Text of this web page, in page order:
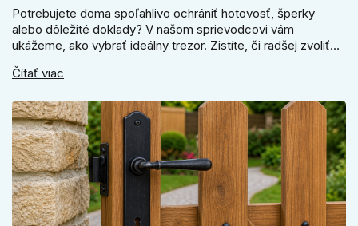
Potrebujete doma spoľahlivo ochrániť hotovosť, šperky
alebo dôležité doklady? V našom sprievodcovi vám
ukážeme, ako vybrať ideálny trezor. Zistíte, či radšej zvoliť
kľúčové jeho správne ukotvenie.
Čítať viac